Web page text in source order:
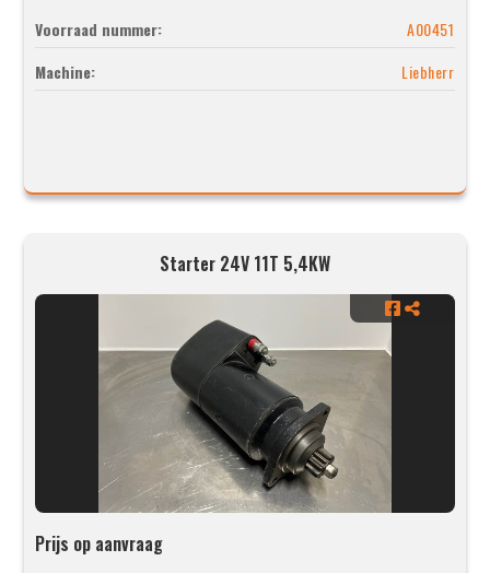
Voorraad nummer:
A00451
Machine:
Liebherr
Starter 24V 11T 5,4KW
Prijs op aanvraag